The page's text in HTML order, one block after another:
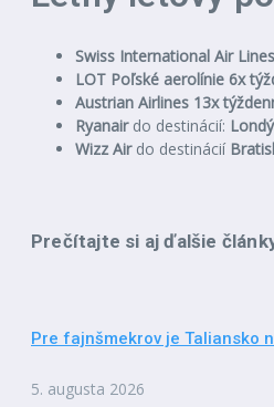
Swiss International Air
LOT Poľské aerolínie 6x
Austrian Airlines 13x
Ryanairdo destinácií:
Wizz Airdo destinácií
Prečítajte si aj ďalšie
Pre fajnšmekrov je Taliansko
5. augusta 2026